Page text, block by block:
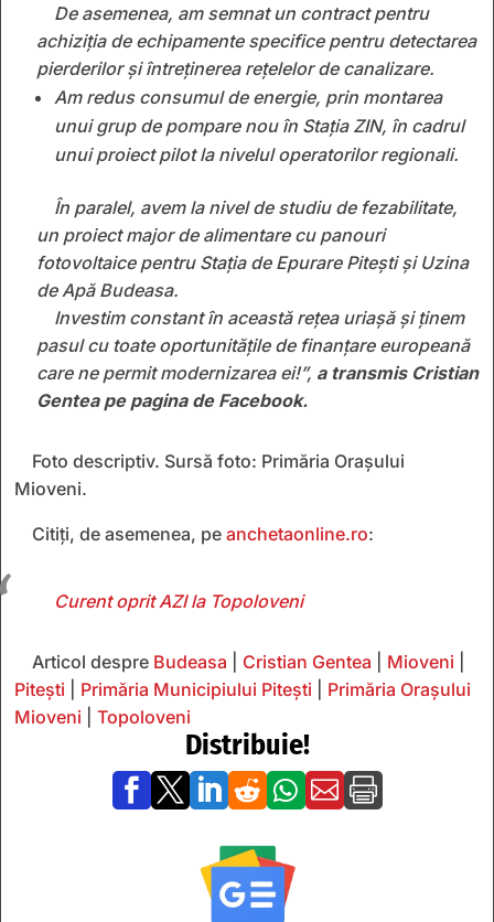
De asemenea, am semnat un contract pentru
achiziţia de echipamente specifice pentru detectarea
pierderilor și întreținerea rețelelor de canalizare.
Am redus consumul de energie, prin montarea
unui grup de pompare nou în Stația ZIN, în cadrul
unui proiect pilot la nivelul operatorilor regionali.
În paralel, avem la nivel de studiu de fezabilitate,
un proiect major de alimentare cu panouri
fotovoltaice pentru Stația de Epurare Pitești și Uzina
de Apă Budeasa.
Investim constant în această reţea uriaşă şi ţinem
pasul cu toate oportunităţile de finanţare europeană
care ne permit modernizarea ei!”, a transmis Cristian
Gentea pe pagina de Facebook.
Foto descriptiv. Sursă foto: Primăria Orașului
Mioveni.
Citiți, de asemenea, pe anchetaonline.ro:
Curent oprit AZI la Topoloveni
Articol despre Budeasa Cristian Gentea Mioveni
Pitești
Primăria Municipiului Pitești
Primăria Orașului
Mioveni
Topoloveni
Distribuie!
      